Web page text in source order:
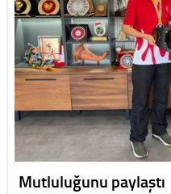
Mutluluğunu paylaştı